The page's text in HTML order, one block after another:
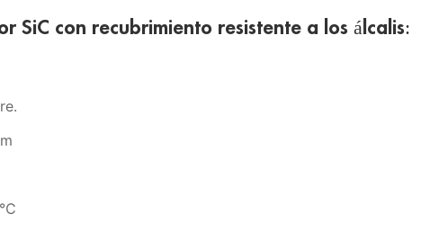
SiC con recubrimiento resistente a los álcalis: